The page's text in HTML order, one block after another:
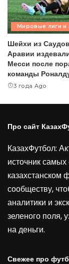
Мировые лиги и
Шейхи из
Аравии
Месси после
команды
3 года Ago
Про сайт
КазахФутбол:
источник
казахстанском
сообществу,
аналитики и
зеленого поля,
на деньги.
Свежее про